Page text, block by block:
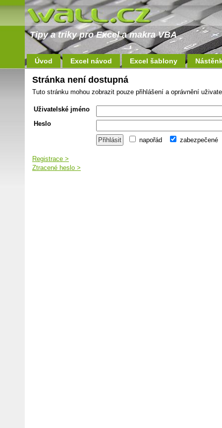
Tipy a triky pro Excel a makra VBA
Úvod Excel návod Excel šablony
Stránka není dostupná
Tuto stránku mohou zobrazit pouze přihlášení a oprávnění
Uživatelské jméno
Heslo
napořád zabezpečené
Registrace >
Ztracené heslo >